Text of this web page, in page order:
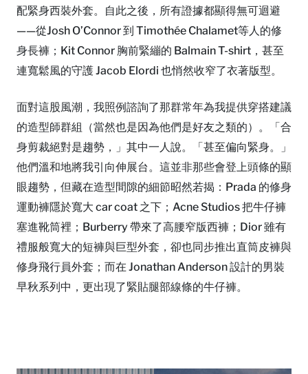
配緊身西裝外套。自此之後，所有證據都顯得無可迴避
——從Josh O’Connor 到 Timothée Chalamet等人的修
身長褲；Kit Connor 胸前緊繃的 Balmain T-shirt，甚至
連寬鬆風的守護 Jacob Elordi 也悄然收窄了衣著版型。
面對這股風潮，我照例諮詢了那群常年為我提供穿搭建議
的造型師群組（當然也是因為他們是好友之類的）。「合
身剪裁絕對是趨勢，」其中一人說。「甚至偏向緊身。」
他們溫和地將我引向伸展台。這並非那些會登上頭條的顯
眼趨勢，但藏在造型間隙的細節昭然若揭：Prada 的修身
運動褲隱於寬大 car coat 之下；Acne Studios 把牛仔褲
塞進靴筒裡；Burberry 帶來了高腰窄版西褲；Dior 雖有
禮服般寬大的短褲與巨型外套，卻也同步推出直筒皮褲與
修身飛行員外套；而在 Jonathan Anderson 設計的男裝
早秋系列中，更出現了緊貼腿部線條的牛仔褲。